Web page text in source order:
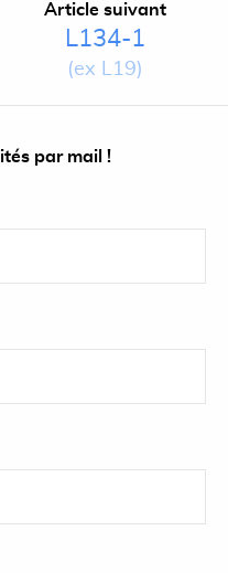
Article suivant
L134-1
(ex L19)
par mail !